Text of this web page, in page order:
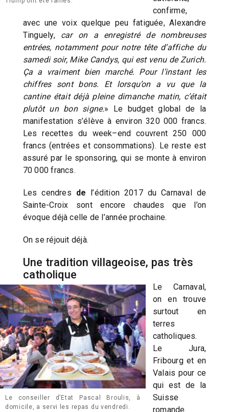
confirme,
avec une voix quelque peu fatiguée, Alexandre
Tinguely, car on a enregistré de nombreuses
entrées, notamment pour notre tête d’affiche du
samedi soir, Mike Candys, qui est venu de Zurich.
Ça a vraiment bien marché. Pour l’instant les
chiffres sont bons. Et lorsqu’on a vu que la
cantine était déjà pleine dimanche matin, c’était
plutôt un bon signe.» Le budget global de la
manifestation s’élève à environ 320 000 francs.
Les recettes du week–end couvrent 250 000
francs (entrées et consommations). Le reste est
assuré par le sponsoring, qui se monte à environ
70 000 francs.
Les cendres de l’édition 2017 du Carnaval de
Sainte-Croix sont encore chaudes que l’on
évoque déjà celle de l’année prochaine.
On se réjouit déjà.
Une tradition villageoise, pas très
catholique
Le conseiller d’Etat Pascal Broulis, à
domicile, a servi les repas du vendredi.
Le Carnaval,
on en trouve
surtout en
terres
catholiques.
Le Jura,
Fribourg et en
Valais pour ce
qui est de la
Suisse
romande.